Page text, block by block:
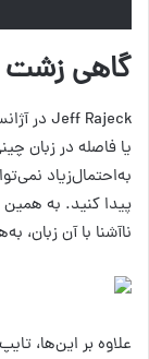
گاهی زشت
Jeff Rajeck در آژانس دیجیتال Econsultancy
یا فاصله در زبان
به‌احتمال‌زیاد
پیدا کنید. به
ناآشنا با آن زبان،
علاوه بر این‌ها،